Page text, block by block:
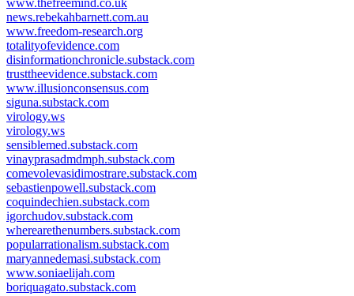
www.thefreemind.co.uk
news.rebekahbarnett.com.au
www.freedom-research.org
totalityofevidence.com
disinformationchronicle.substack.com
trusttheevidence.substack.com
www.illusionconsensus.com
siguna.substack.com
virology.ws
virology.ws
sensiblemed.substack.com
vinayprasadmdmph.substack.com
comevolevasidimostrare.substack.com
sebastienpowell.substack.com
coquindechien.substack.com
igorchudov.substack.com
wherearethenumbers.substack.com
popularrationalism.substack.com
maryannedemasi.substack.com
www.soniaelijah.com
boriquagato.substack.com